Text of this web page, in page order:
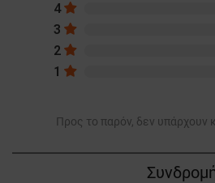
4
3
2
1
Προς το παρόν, δεν υπάρχουν